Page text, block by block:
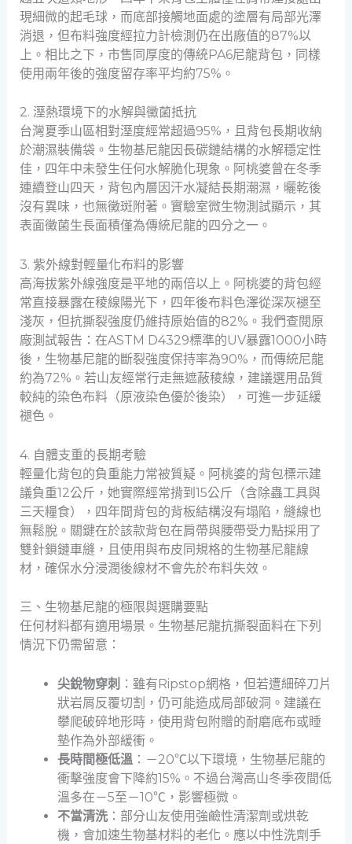
現細微的起毛球，而底部接觸地面處的塗層有局部光澤
消退，但布料強度經拉力計檢測仍在出廠值的87%以
上。相比之下，市售同厚度的傳統PA6尼龍背包，同樣
使用兩年後的強度留存率平均約75%。
2. 溼熱環境下的水解與黴菌抵抗
台灣夏季山區相對溼度經常超過95%，且背包長期收納
於潮濕裝備袋。生物基尼龍因長碳鏈結構的水解穩定性
佳，四年中未發生任何水解脆化現象。阿桃婆曾在冬季
連續登山四天，背包內層因汗水凝結長期潮濕，曬乾後
沒有異味，也無黴斑附著。實驗室微生物測試顯示，其
表面黴菌生長面積僅為傳統尼龍的四分之一。
3. 紫外線對輕量化布料的影響
高海拔紫外線強度是平地的兩倍以上。阿桃婆的背包經
常直接暴露在稜線陽光下，四年後布料色澤從深灰褪至
淺灰，但抗撕裂強度仍維持原始值的82%。我們查閱原
廠測試報告：在ASTM D4329標準的UV暴露1000小時
後，生物基尼龍的斷裂強度保持率為90%，而傳統尼龍
約為72%。若山友經常行走無遮蔽稜線，建議選用品質
較純的染色布料（原液染色優於後染），可進一步延緩
褪色。
4. 自體支重的長期考驗
輕量化背包的負重能力常被質疑。阿桃婆的背包標示建
議負重12公斤，她實際經常揹到15公斤（含除蟲工具與
三天糧食），四年間背包的背板結構沒有塌陷，縫線也
無鬆脫。關鍵在於該款背包在肩帶與腰帶受力點採用了
雙針鎖鏈車縫，且使用與布皮同規格的生物基尼龍線
材，確保水分浸潤後線材不會先於布料失效。
三、生物基尼龍的極限與選購要點
任何材料都有適用場景。生物基尼龍抗撕裂面料在下列
情況下仍需留意：
尖銳物穿刺 ：雖有Ripstop網格，但若遭細碎刀片
狀岩屑反覆切割，仍可能造成局部破洞。建議在
攀爬破碎地形時，使用背包附贈的耐磨底布或睡
墊作為外部緩衝。
長時間極低溫 ：－20℃以下環境，生物基尼龍的
衝擊強度會下降約15%。不過台灣高山冬季夜間低
溫多在－5至－10℃，影響極微。
不當清洗：部分山友使用強鹼性清潔劑或烘乾
機，會加速生物基材料的老化。應以中性洗劑手